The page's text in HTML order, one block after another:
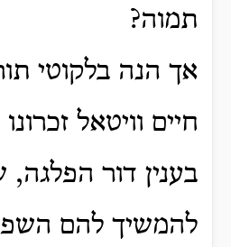
תמוה?
אך הנה בלקוטי
חיים וויטאל
בענין דור הפלגה,
להמשיך להם